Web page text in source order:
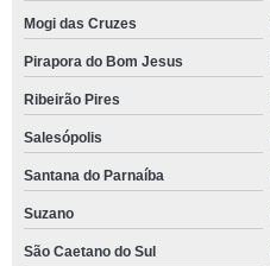
Mogi das Cruzes
Pirapora do Bom Jesus
Ribeirão Pires
Salesópolis
Santana do Parnaíba
Suzano
São Caetano do Sul